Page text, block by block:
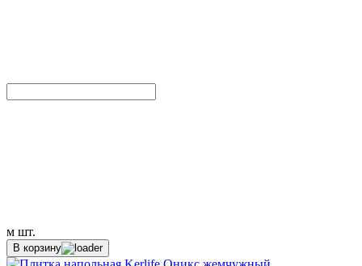
м шт.
В корзину